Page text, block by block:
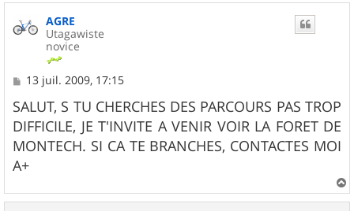
u
AGRE
Utagawiste
novice
M
s
s
a
g
e
13 juil. 2009, 17:15
SALUT, S TU CHERCHES DES PARCOURS PAS TROP
DIFFICILE, JE T'INVITE A VENIR VOIR LA FORET DE
MONTECH. SI CA TE BRANCHES, CONTACTES MOI
A+
a